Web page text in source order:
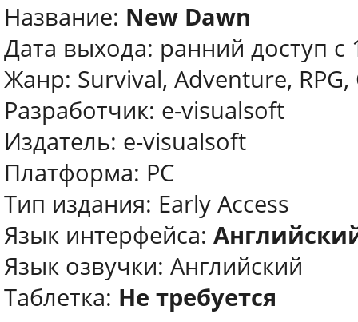
Название: New Dawn
Дата выхода: ранний доступ с
Жанр: Survival, Adventure,
Разработчик: e-visualsoft
Издатель: e-visualsoft
Платформа: PC
Тип издания: Early Access
Язык интерфейса:
Язык озвучки: Английский
Таблетка: Не требуется